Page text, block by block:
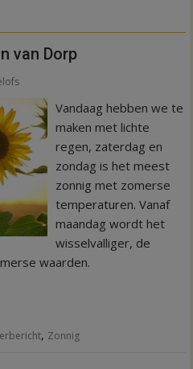
van Dorp
Vandaag hebben we te
maken met lichte
regen, zaterdag en
zondag is het meest
zonnig met zomerse
temperaturen. Vanaf
maandag wordt het
wisselvalliger, de
waarden.
, Zonnig